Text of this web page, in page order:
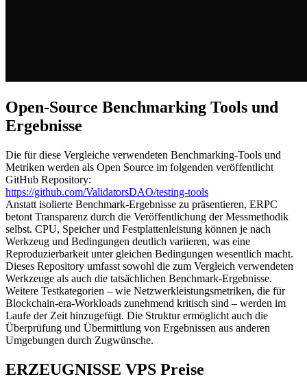
Open-Source Benchmarking Tools und
Ergebnisse
Die für diese Vergleiche verwendeten Benchmarking-Tools und
Metriken werden als Open Source im folgenden veröffentlicht
GitHub Repository:
https://github.com/ValidatorsDAO/testing-tools
Anstatt isolierte Benchmark-Ergebnisse zu präsentieren, ERPC
betont Transparenz durch die Veröffentlichung der Messmethodik
selbst. CPU, Speicher und Festplattenleistung können je nach
Werkzeug und Bedingungen deutlich variieren, was eine
Reproduzierbarkeit unter gleichen Bedingungen wesentlich macht.
Dieses Repository umfasst sowohl die zum Vergleich verwendeten
Werkzeuge als auch die tatsächlichen Benchmark-Ergebnisse.
Weitere Testkategorien – wie Netzwerkleistungsmetriken, die für
Blockchain-era-Workloads zunehmend kritisch sind – werden im
Laufe der Zeit hinzugefügt. Die Struktur ermöglicht auch die
Überprüfung und Übermittlung von Ergebnissen aus anderen
Umgebungen durch Zugwünsche.
ERZEUGNISSE VPS Preise